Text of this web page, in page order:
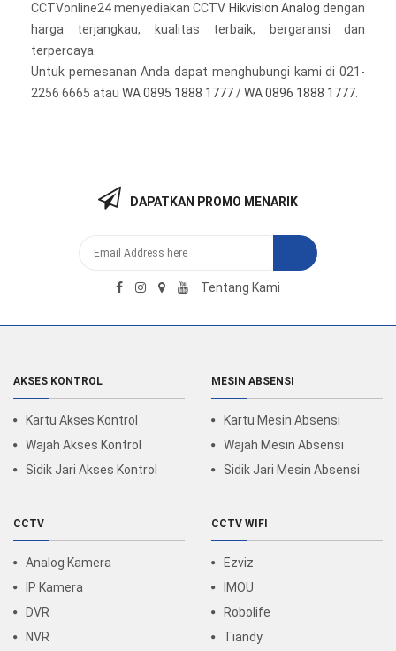
CCTVonline24 menyediakan CCTV Hikvision Analog dengan
harga terjangkau, kualitas terbaik, bergaransi dan
terpercaya.
Untuk pemesanan Anda dapat menghubungi kami di 021-
2256 6665 atau WA 0895 1888 1777/WA 0896 1888 1777
DAPATKAN PROMO MENARIK
Tentang Kami
AKSES KONTROL
Kartu Akses Kontrol
Wajah Akses Kontrol
Sidik Jari Akses Kontrol
MESIN ABSENSI
Kartu Mesin Absensi
Wajah Mesin Absensi
Sidik Jari Mesin Absensi
CCTV
Analog Kamera
IP Kamera
DVR
NVR
CCTV WIFI
Ezviz
IMOU
Robolife
Tiandy